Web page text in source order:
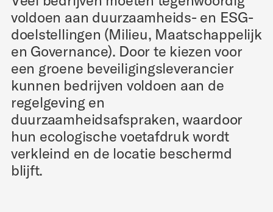
voldoen aan duurzaamheids- en ESG-
doelstellingen (Milieu, Maatschappelijk
en Governance). Door te kiezen voor
een groene beveiligingsleverancier
kunnen bedrijven voldoen aan de
regelgeving en
duurzaamheidsafspraken, waardoor
hun ecologische voetafdruk wordt
verkleind en de locatie beschermd
blijft.